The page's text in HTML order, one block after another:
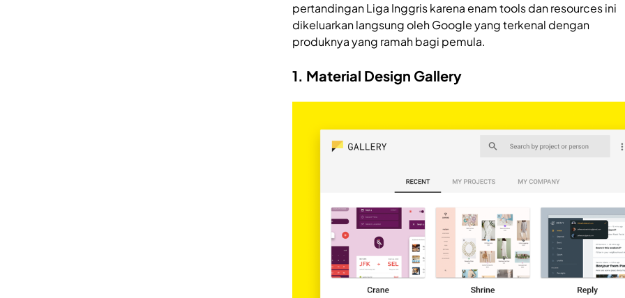
pertandingan Liga Inggris karena enam tools dan resources ini
dikeluarkan langsung oleh Google yang terkenal dengan
produknya yang ramah bagi pemula.
1. Material Design Gallery